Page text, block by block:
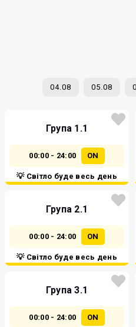
04.08 05.08
Група 1.1
00:00 - 24:00 ON
💡 Світло буде весь день
Група 2.1
00:00 - 24:00 ON
💡 Світло буде весь день
Група 3.1
00:00 - 24:00 ON